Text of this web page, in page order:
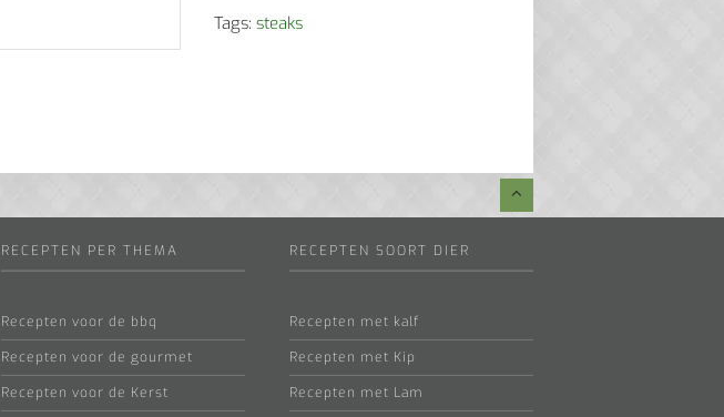
Tags:steaks
RECEPTEN PER THEMA
Recepten voor de bbq
Recepten voor de gourmet
Recepten voor de Kerst
RECEPTEN SOORT DIER
Recepten met kalf
Recepten met Kip
Recepten met Lam